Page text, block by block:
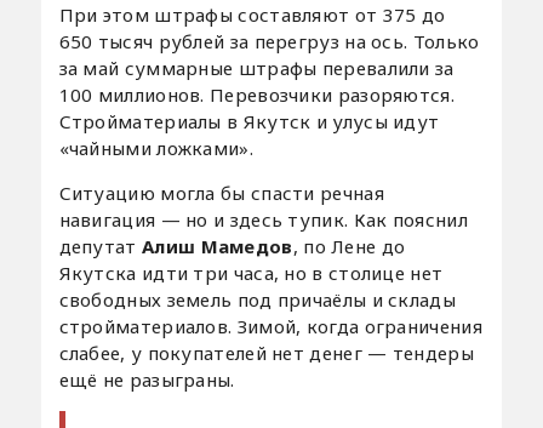
При этом штрафы составляют от 375 до
650 тысяч рублей за перегруз на ось. Только
за май суммарные штрафы перевалили за
100 миллионов. Перевозчики разоряются.
Стройматериалы в Якутск и улусы идут
«чайными ложками».
Ситуацию могла бы спасти речная
навигация — но и здесь тупик. Как пояснил
депутат Алиш Мамедов, по Лене до
Якутска идти три часа, но в столице нет
свободных земель под причаёлы и склады
стройматериалов. Зимой, когда ограничения
слабее, у покупателей нет денег — тендеры
ещё не разыграны.